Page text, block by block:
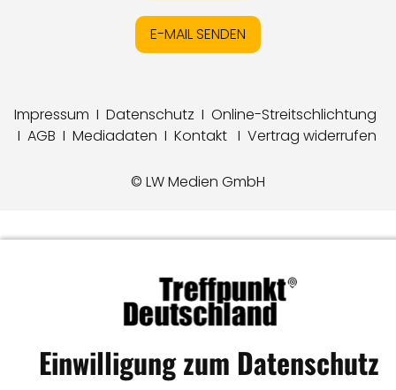
E-MAIL SENDEN
Impressum I Datenschutz I Online-Streitschlichtung
I AGB I Mediadaten I Kontakt I Vertrag widerrufen
© LW Medien GmbH
Einwilligung zum Datenschutz